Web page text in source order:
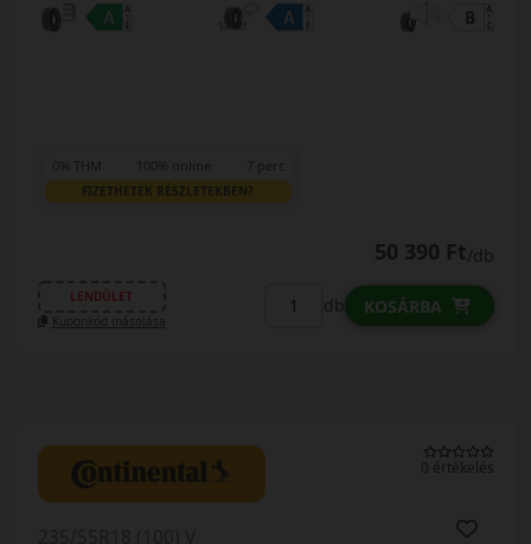
0% THM 100% online 7 perc
FIZETHETEK RÉSZLETEKBEN?
50 390 Ft/db
LENDÜLET
Kuponkód másolása
db KOSÁRBA
0 értékelés